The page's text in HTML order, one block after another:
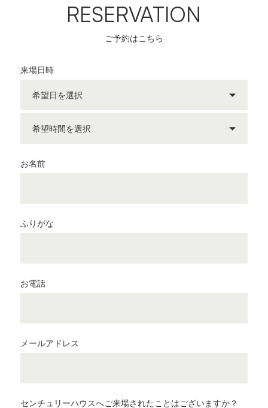
RESERVATION
ご予約はこちら
来場日時
お名前
ふりがな
お電話
メールアドレス
センチュリーハウスへご来場されたことはございますか？